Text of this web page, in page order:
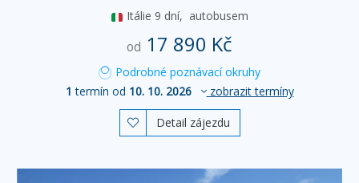
Itálie 9 dní, autobusem
od 17 890 Kč
Podrobné poznávací okruhy
1 termín od 10. 10. 2026 zobrazit termíny
 Detail zájezdu